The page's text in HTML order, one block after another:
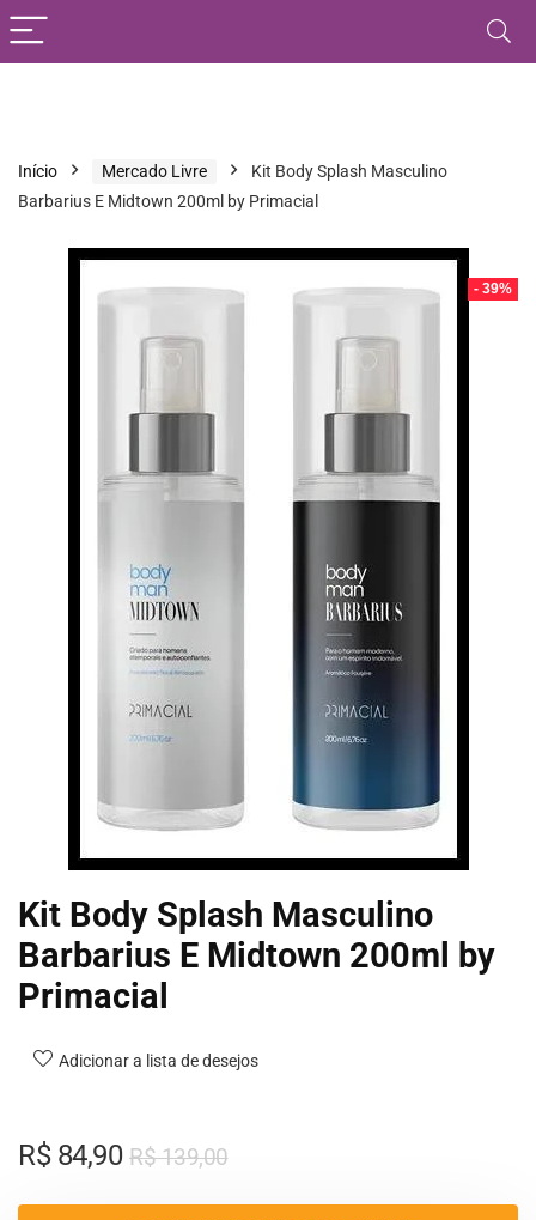
Início Mercado Livre
Kit Body Splash Masculino
Barbarius E Midtown 200ml by Primacial
- 39%
Kit Body Splash Masculino
Barbarius E Midtown 200ml by
Primacial
Adicionar a lista de desejos
R$139,00
R$84,90